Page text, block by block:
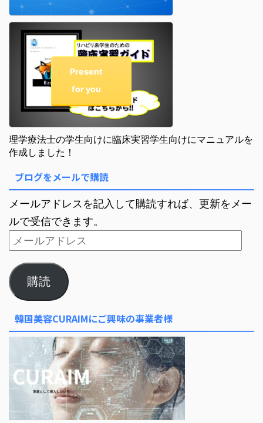
Present
for you
理学療法士の学生向けに臨床実習学生向けにマニュアルを
作成しました！
ブログをメールで購読
メールアドレスを記入して購読すれば、更新をメー
ルで受信できます。
購読
韓国美容CURAIMにご興味の事業者様